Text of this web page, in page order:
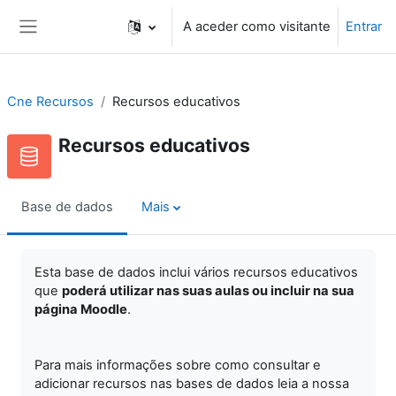
A aceder como visitante Entrar
Cne Recursos Recursos educativos
Recursos educativos
Base de dados Mais
Esta base de dados inclui vários recursos educativos
que poderá utilizar nas suas aulas ou incluir na sua
página Moodle.
Para mais informações sobre como consultar e
adicionar recursos nas bases de dados leia a nossa